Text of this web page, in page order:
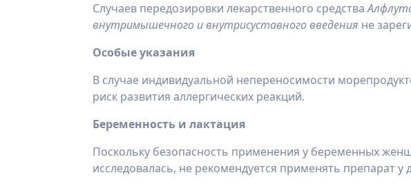
Случаев передозировки лекарственного средства
внутримышечного и внутрисуставного введения не
Особые указания
В случае индивидуальной непереносимости
риск развития аллергических реакций.
Беременность и лактация
Поскольку безопасность применения у беременных
исследовалась, не рекомендуется применять препарат